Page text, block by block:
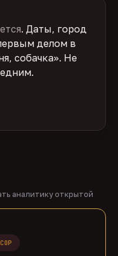
. Даты, город
делом в
собачка». Не
аналитику открытой